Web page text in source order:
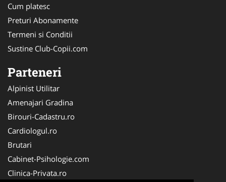
Cum platesc
Preturi Abonamente
Termeni si Conditii
Sustine Club-Copii.com
Parteneri
Alpinist Utilitar
Amenajari Gradina
Birouri-Cadastru.ro
Cardiologul.ro
Brutari
Cabinet-Psihologie.com
Clinica-Privata.ro